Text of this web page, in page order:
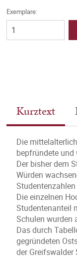
Exemplare:
Kurztext
Die
bepfründete und
Der bisher dem
Würden
Die einzelnen
Studentenanteil
Schulen wurden
Das durch
gegründeten
der Greifswalder